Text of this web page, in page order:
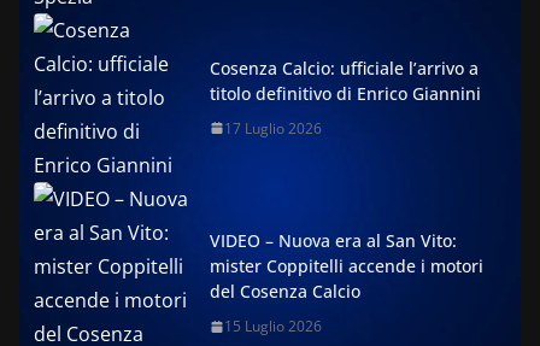
Cosenza Calcio: ufficiale l’arrivo a
titolo definitivo di Enrico Giannini
17 Luglio 2026
VIDEO – Nuova era al San Vito:
mister Coppitelli accende i motori
del Cosenza Calcio
15 Luglio 2026